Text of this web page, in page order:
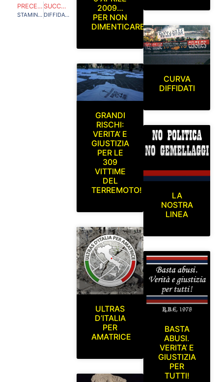
PRECEDENTE
STAMINA, LA SVOLTA: IL TAR DEL LAZIO SOSPENDE LA COMMISSIONE E LA BOCCIATURA DEL METODO
SUCCESSIVO
DIFFIDATO NON MOLLARE!
2009…
PER NON
DIMENTICARE
GRANDI
RISCHI:
VERITA’ E
GIUSTIZIA
PER LE
309
VITTIME
DEL
TERREMOTO!
ULTRAS
D’ITALIA
PER
AMATRICE
CURVA
DIFFIDATI
LA
NOSTRA
LINEA
BASTA
ABUSI.
VERITA’ E
GIUSTIZIA
PER
TUTTI!